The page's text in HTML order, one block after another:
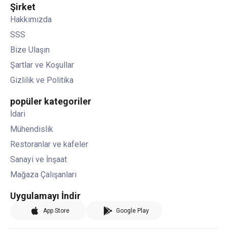
Şirket
Hakkımızda
SSS
Bize Ulaşın
Şartlar ve Koşullar
Gizlilik ve Politika
popüler kategoriler
İdari
Mühendislik
Restoranlar ve kafeler
Sanayi ve İnşaat
Mağaza Çalışanları
Uygulamayı İndir
App Store Google Play